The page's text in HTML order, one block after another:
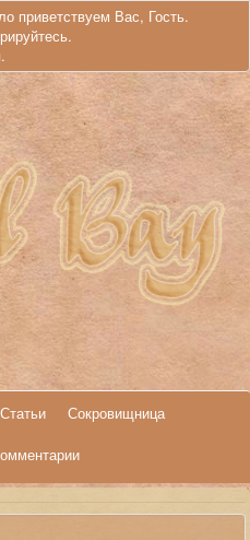
приветствуем Вас, Гость.
.
Статьи
Сокровищница